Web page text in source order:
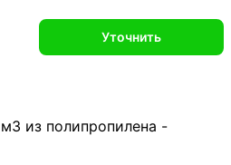
из полипропилена -
Уточнить